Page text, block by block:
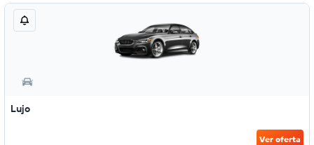
Lujo
Ver oferta